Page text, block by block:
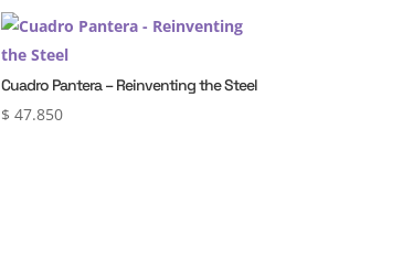
Cuadro Pantera – Reinventing the Steel
$ 47.850